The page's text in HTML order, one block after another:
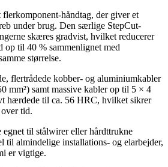
flerkomponent-håndtag, der giver et
under brug. Den særlige StepCut-
skæres gradvist, hvilket reducerer
op til 40 % sammenlignet med
størrelse.
flertrådede kobber- og aluminiumkabler
mm²) samt massive kabler op til 5 × 4
hærdede til ca. 56 HRC, hvilket sikrer
tid.
til stålwirer eller hårdttrukne
til almindelige installations- og elarbejder,
er vigtige.